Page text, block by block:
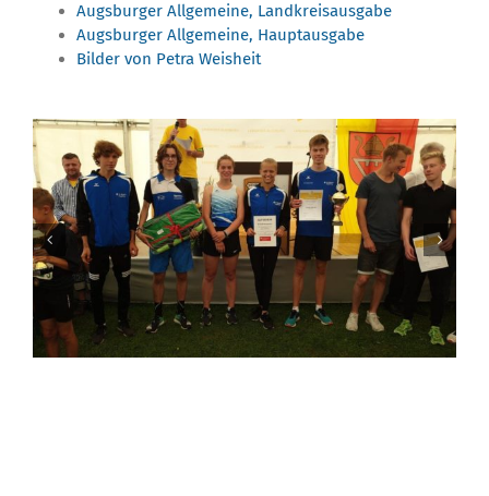
Augsburger Allgemeine, Landkreisausgabe
Augsburger Allgemeine, Hauptausgabe
Bilder von Petra Weisheit